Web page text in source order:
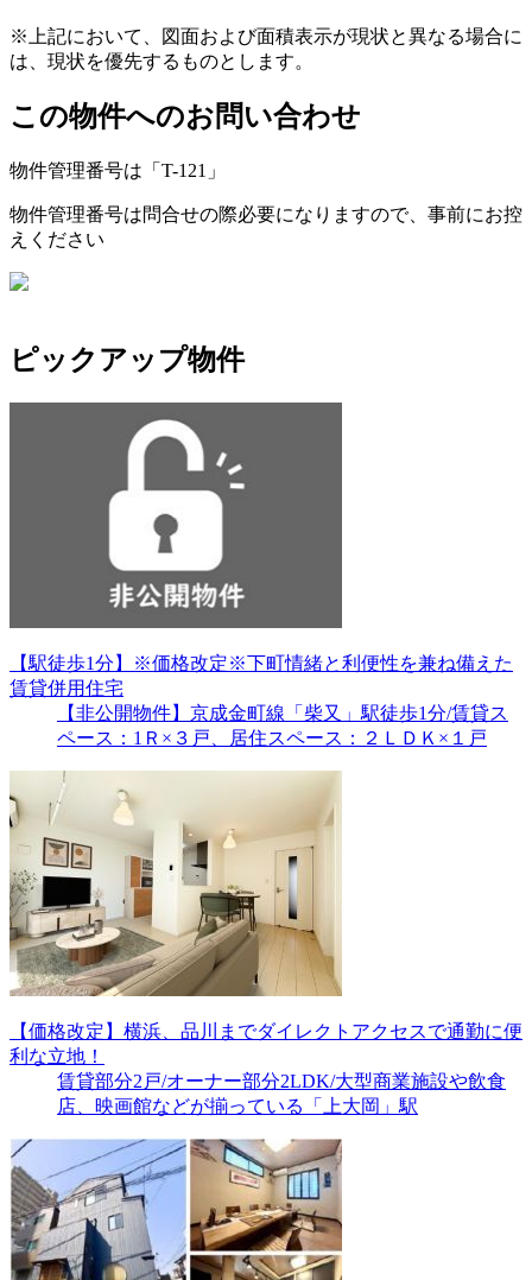
※上記において、図面および面積表示が現状と異なる場合に
は、現状を優先するものとします。
この物件へのお問い合わせ
物件管理番号は「 T-121 」
物件管理番号は問合せの際必要になりますので、事前にお控
えください
ピックアップ物件
【駅徒歩1分】※価格改定※下町情緒と利便性を兼ね備えた
賃貸併用住宅
【非公開物件】京成金町線「柴又」駅徒歩1分/賃貸ス
ペース：1Ｒ×３戸、居住スペース：２ＬＤＫ×１戸
【価格改定】横浜、品川までダイレクトアクセスで通勤に便
利な立地！
賃貸部分2戸/オーナー部分2LDK/大型商業施設や飲食
店、映画館などが揃っている「上大岡」駅